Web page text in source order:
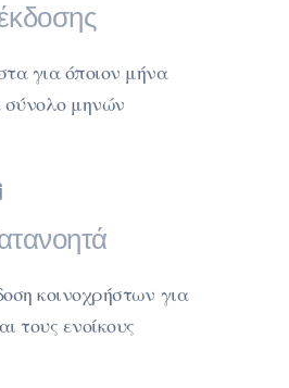
για όποιον μήνα
σύνολο μηνών
κοινοχρήστων για
τους ενοίκους